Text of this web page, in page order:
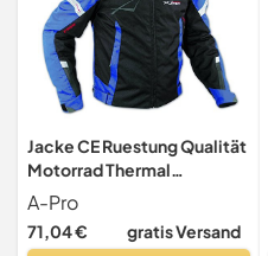
Jacke CE Ruestung Qualität
Motorrad Thermal
Innenbeschichtung Sport
Blau XL
A-Pro
71,04 € gratis Versand